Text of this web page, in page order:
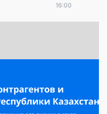
16:00